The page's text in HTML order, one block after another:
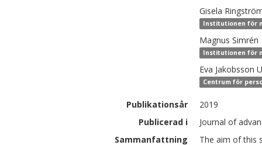
Gisela
Institutionen för
Magnus Simrén
Institutionen för
Eva Jakobsson
Centrum för
Publikationsår
2019
Publicerad i
Journal of
Sammanfattning
The aim of this